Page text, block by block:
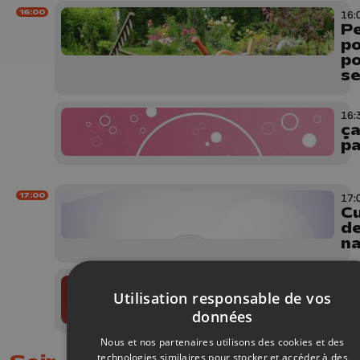
16:00
ça
17:00
Services
Utilisation responsable de vos
données
Nous et nos partenaires utilisons des cookies et des
technologies similaires pour stocker et accéder à des